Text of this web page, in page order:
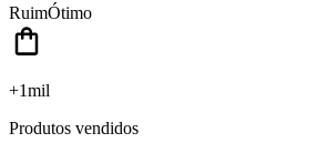
RuimÓtimo
+1mil
Produtos vendidos